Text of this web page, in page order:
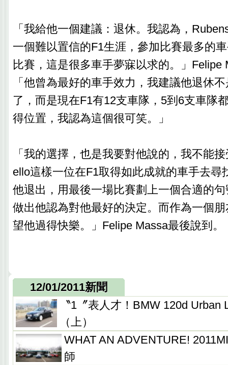
「我給他一個建議：退休。我認為，
一個難以置信的F1生涯，參加比賽最多的
比賽，這是很多車手夢寐以求的。」Felipe
「他曾為最好的車手效力，我建議他退休
了，而是現在F1有12支車隊，5到6支車隊
得位置，我認為這個很可笑。」
「我的選擇，也是我要對他說的，我不能
ello這樣一位在F1取得如此成就的車手去尋
他退出，用最後一場比賽劃上一個合適的
做出他認為對他最好的決定。而作為一個
望他過得快樂。」Felipe Massa最後說到。
12/01/2011新聞
〝1〞表人才！BMW 120d Urban
（上）
WHAT AN ADVENTURE!
師